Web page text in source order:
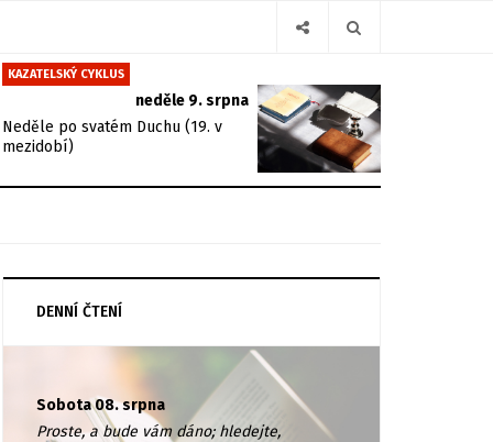
KAZATELSKÝ CYKLUS
neděle 9. srpna
Neděle po svatém Duchu (19. v
mezidobí)
DENNÍ ČTENÍ
Sobota 08. srpna
Proste, a bude vám dáno; hledejte,